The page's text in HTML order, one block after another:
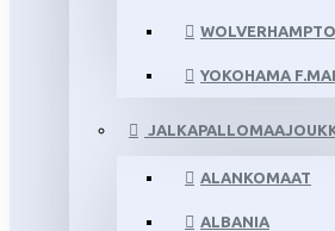
YOKOHAMA
ALANKOMAAT
ALBANIA